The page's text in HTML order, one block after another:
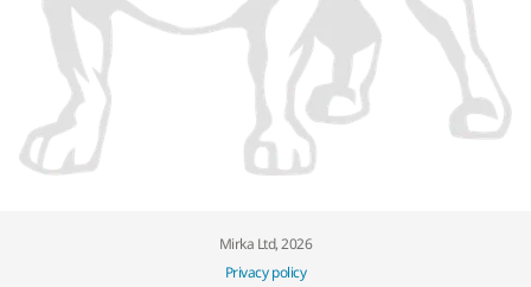
Mirka Ltd, 2026
Privacy policy